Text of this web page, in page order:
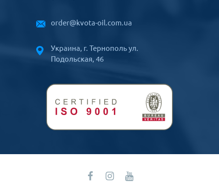
order@kvota-oil.com.ua
Украина, г. Тернополь ул.
Подольская, 46